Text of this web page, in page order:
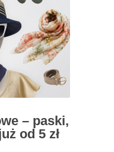
– paski,
od 5 zł